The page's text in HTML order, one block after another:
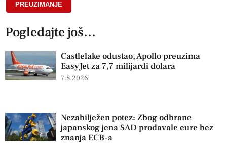
PREUZIMANJE
Pogledajte još...
Castlelake odustao, Apollo preuzima
EasyJet za 7,7 milijardi dolara
7.8.2026
Nezabilježen potez: Zbog odbrane
japanskog jena SAD prodavale eure bez
znanja ECB-a